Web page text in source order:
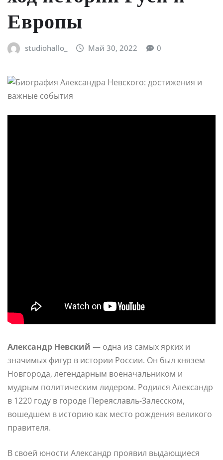
Европы
studiohallo_ Май 30, 2022 0
Александр Невский — одна из самых ярких и
значимых фигур в истории России. Он был князем
Новгорода, легендарным военачальником и
мудрым политическим лидером. Родился Александр
в 1220 году в городе Переяславль-Залесском,
вошедшем в историю как место рождения великого
правителя.
В своей юности Александр проявил выдающиеся